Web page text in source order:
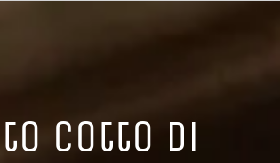
Cotto di